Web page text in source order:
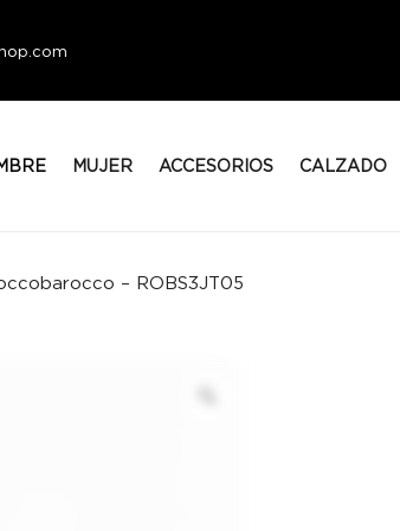
MUJER ACCESORIOS CALZADO
– ROBS3JT05